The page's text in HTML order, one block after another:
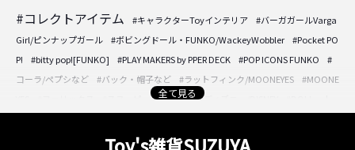
#コレクトアイテム #キャラクターToyインテリア
#バーガガールVarga
Girl/ピンナップガール
#ボビングドール・FUNKO/WackeyWobbler
#Pocket PO
P!
#bitty pop![FUNKO] #PLAY MAKERS by PPER DECK #POP ICONS FUNKO
#
コーラ/ペプシなど
#バック・帽子など #ラットフィンク/MOONEYES
#MOONE
#スヌーピー/PEANUTS #ディズニー/DISNEY
#フォトフレーム/壁掛けプレートなど
全て見る